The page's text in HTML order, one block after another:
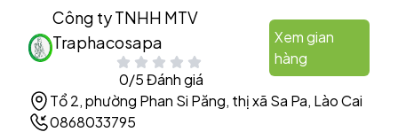
Công ty TNHH MTV
Traphacosapa
0/5 Đánh giá
Xem gian
hàng
Tổ 2, phường Phan Si Păng, thị xã Sa Pa, Lào Cai
0868033795